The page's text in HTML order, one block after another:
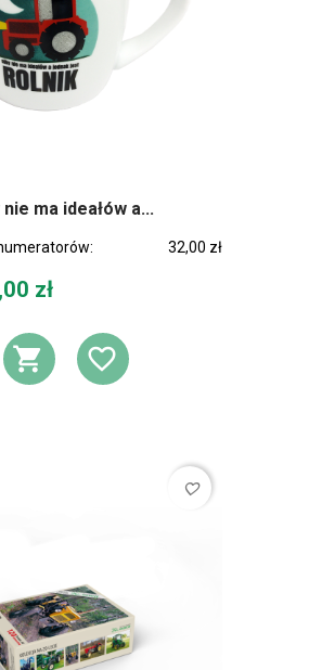
ma ideałów a...
32,00 zł
zł
DODAJ DO
DODAJ DO
favorite_border